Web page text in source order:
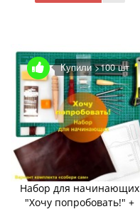
Купили >100 шт
Набор для начинающих
"Хочу попробовать!" +